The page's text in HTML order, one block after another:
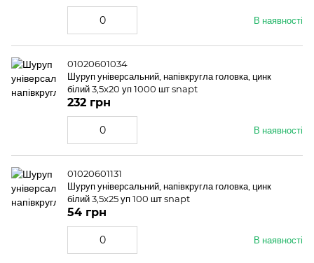
В наявності
01020601034
Шуруп універсальний, напівкругла головка, цинк
білий 3,5x20 уп 1000 шт snapt
В наявності
232 грн
01020601131
Шуруп універсальний, напівкругла головка, цинк
білий 3,5x25 уп 100 шт snapt
В наявності
54 грн